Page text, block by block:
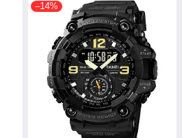
–14%